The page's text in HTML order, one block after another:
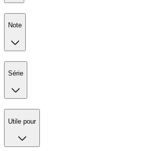
Note
Série
Utile pour